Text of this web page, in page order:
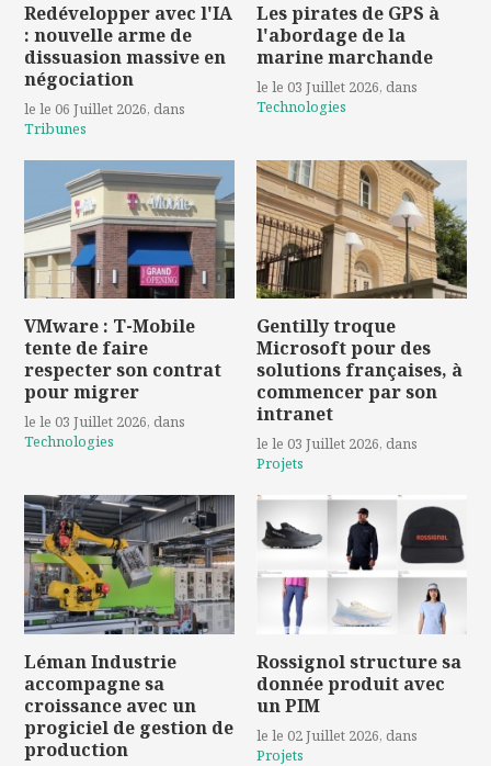
Redévelopper avec l'IA
: nouvelle arme de
dissuasion massive en
négociation
le le 06 Juillet 2026, dans
Tribunes
Les pirates de GPS à
l'abordage de la
marine marchande
le le 03 Juillet 2026, dans
Technologies
VMware : T-Mobile
tente de faire
respecter son contrat
pour migrer
le le 03 Juillet 2026, dans
Technologies
Gentilly troque
Microsoft pour des
solutions françaises, à
commencer par son
intranet
le le 03 Juillet 2026, dans
Projets
Léman Industrie
accompagne sa
croissance avec un
progiciel de gestion de
production
Rossignol structure sa
donnée produit avec
un PIM
le le 02 Juillet 2026, dans
Projets